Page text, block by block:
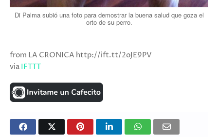
Di Palma subió una foto para demostrar la buena salud que goza el
orto de su perro.
from LA CRONICA http://ift.tt/2oJE9PV
viaIFTTT